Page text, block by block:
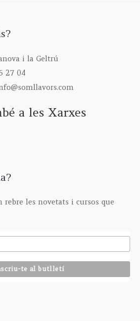
i la Geltrú
27 04
a les Xarxes
rebre les novetats i cursos que